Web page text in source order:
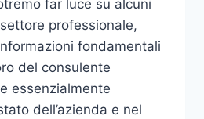
far luce su alcuni
professionale,
fondamentali
del consulente
essenzialmente
dell’azienda e nel